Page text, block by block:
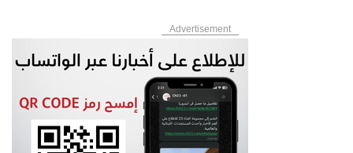
Advertisement